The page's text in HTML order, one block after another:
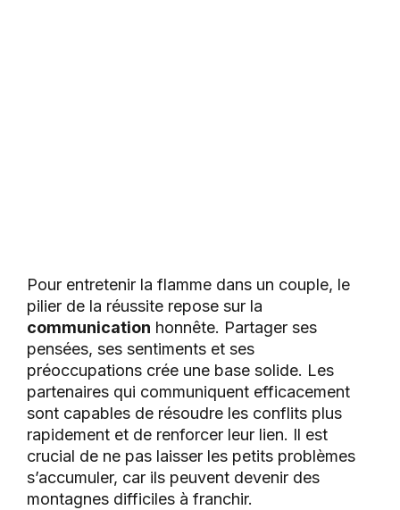
Pour entretenir la flamme dans un couple, le
pilier de la réussite repose sur la
communication honnête. Partager ses
pensées, ses sentiments et ses
préoccupations crée une base solide. Les
partenaires qui communiquent efficacement
sont capables de résoudre les conflits plus
rapidement et de renforcer leur lien. Il est
crucial de ne pas laisser les petits problèmes
s’accumuler, car ils peuvent devenir des
montagnes difficiles à franchir.